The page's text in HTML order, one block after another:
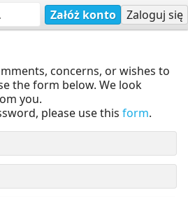
Załóż konto Zaloguj się
concerns, or wishes to
the form below. We look
you.
please use this form.